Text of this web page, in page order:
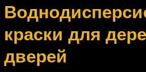
краски для
дверей